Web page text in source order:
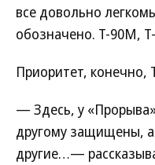
все довольно
обозначено. Т-90М,
Приоритет, конечно,
— Здесь, у
другому защищены,
другие…—